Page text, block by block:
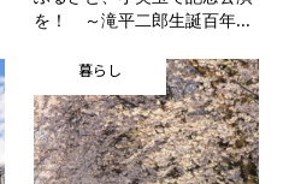
を！ ～滝平二郎生誕百年...
暮らし